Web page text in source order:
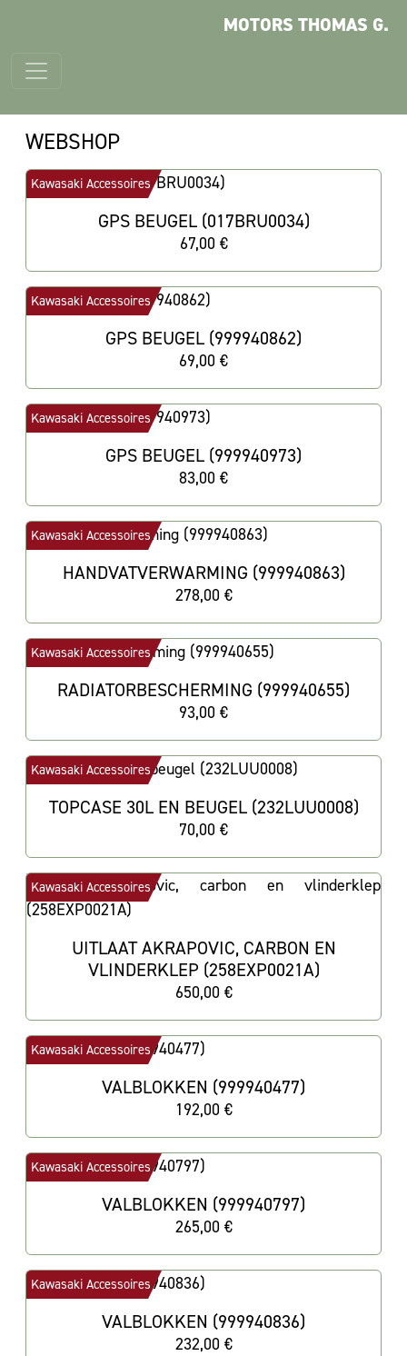
MOTORS THOMAS G.
WEBSHOP
Kawasaki Accessoires
GPS BEUGEL (017BRU0034)
67,00 €
Kawasaki Accessoires
GPS BEUGEL (999940862)
69,00 €
Kawasaki Accessoires
GPS BEUGEL (999940973)
83,00 €
Kawasaki Accessoires
HANDVATVERWARMING (999940863)
278,00 €
Kawasaki Accessoires
RADIATORBESCHERMING (999940655)
93,00 €
Kawasaki Accessoires
TOPCASE 30L EN BEUGEL (232LUU0008)
70,00 €
Kawasaki Accessoires
UITLAAT AKRAPOVIC, CARBON EN
VLINDERKLEP (258EXP0021A)
650,00 €
Kawasaki Accessoires
VALBLOKKEN (999940477)
192,00 €
Kawasaki Accessoires
VALBLOKKEN (999940797)
265,00 €
Kawasaki Accessoires
VALBLOKKEN (999940836)
232,00 €